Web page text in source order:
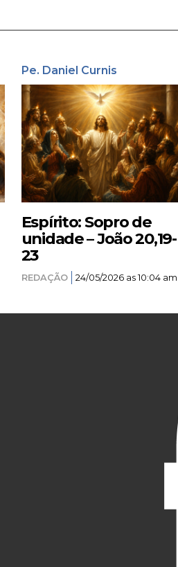
Pe. Daniel Curnis
Espírito: Sopro de
unidade – João 20,19-
23
REDAÇÃO 24/05/2026 as 10:04 am